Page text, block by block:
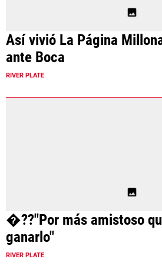
Así vivió La Página
ante Boca
RIVER PLATE
�??"Por más amistoso
ganarlo"
RIVER PLATE